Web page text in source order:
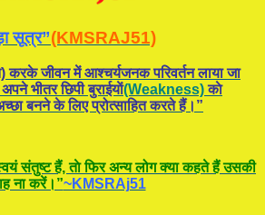
सूत्र”(KMSRAJ51)
करके जीवन में आश्चर्यजनक परिवर्तन लाया जा
भीतर छिपी बुराईयाें(Weakness)काे
बनने के लिए प्रोत्साहित करते हैं।”
संतुष्ट हैं, ताे फिर अन्य लोग क्या कहते हैं उसकी
ना करें।”~KMSRAj51